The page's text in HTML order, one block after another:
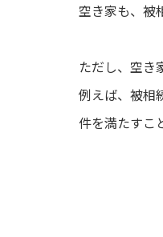
空き家も、被
ただし、空き
例えば、被相
件を満たすこ